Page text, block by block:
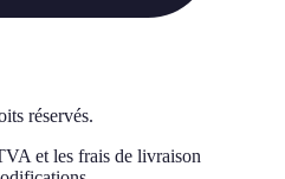
réservés.
et les frais de livraison